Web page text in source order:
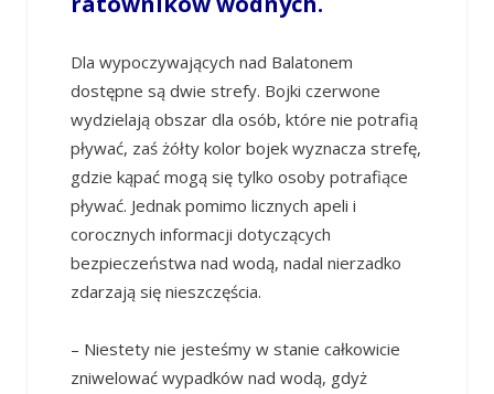
Dla wypoczywających nad Balatonem
dostępne są dwie strefy. Bojki czerwone
wydzielają obszar dla osób, które nie potrafią
pływać, zaś żółty kolor bojek wyznacza strefę,
gdzie kąpać mogą się tylko osoby potrafiące
pływać. Jednak pomimo licznych apeli i
corocznych informacji dotyczących
bezpieczeństwa nad wodą, nadal nierzadko
zdarzają się nieszczęścia.
– Niestety nie jesteśmy w stanie całkowicie
zniwelować wypadków nad wodą, gdyż